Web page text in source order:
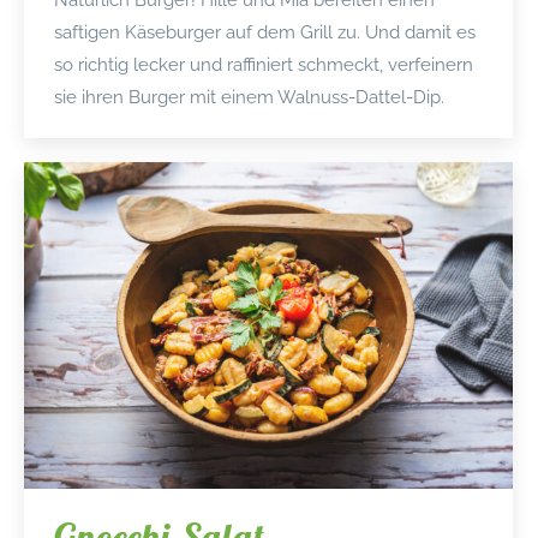
saftigen Käseburger auf dem Grill zu. Und damit es
so richtig lecker und raffiniert schmeckt, verfeinern
sie ihren Burger mit einem Walnuss-Dattel-Dip.